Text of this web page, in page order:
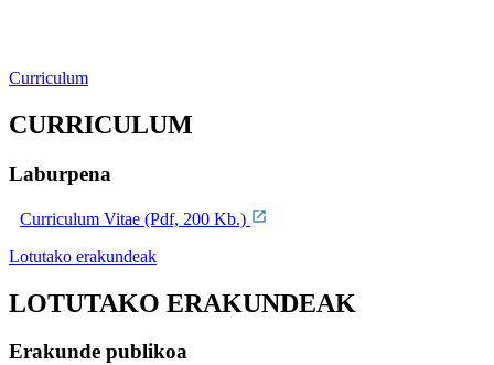
Curriculum
CURRICULUM
Laburpena
Curriculum Vitae (Pdf, 200 Kb.)
Lotutako erakundeak
LOTUTAKO ERAKUNDEAK
Erakunde publikoa